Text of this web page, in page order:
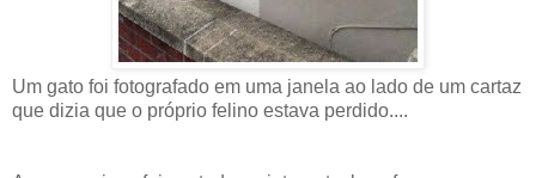
Um gato foi fotografado em uma janela ao lado de um cartaz
que dizia que o próprio felino estava perdido....